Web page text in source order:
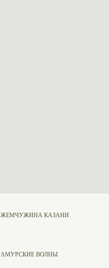
ЖЕМЧУЖИНА КАЗАНИ
АМУРСКИЕ ВОЛНЫ